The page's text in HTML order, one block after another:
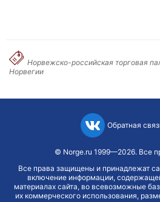
Норвежско-российская торговая
Норвегии
Обратная
© Norge.ru 1999—2026. Все
Все права защищены и принадлежат
включение информации,
материалах сайта, во всевозможные
их коммерческого использования,